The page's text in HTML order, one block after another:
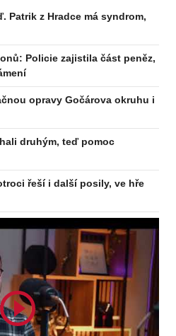
Patrik z Hradce má syndrom,
Policie zajistila část peněz,
opravy Gočárova okruhu i
druhým, teď pomoc
řeší i další posily, ve hře